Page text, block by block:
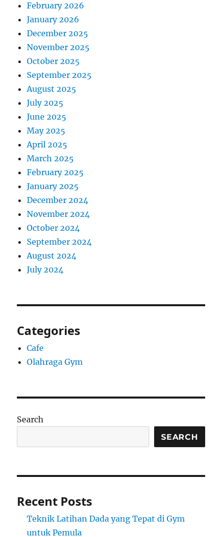
February 2026
January 2026
December 2025
November 2025
October 2025
September 2025
August 2025
July 2025
June 2025
May 2025
April 2025
March 2025
February 2025
January 2025
December 2024
November 2024
October 2024
September 2024
August 2024
July 2024
Categories
Cafe
Olahraga Gym
Search
SEARCH
Recent Posts
Teknik Latihan Dada yang Tepat di Gym
untuk Pemula